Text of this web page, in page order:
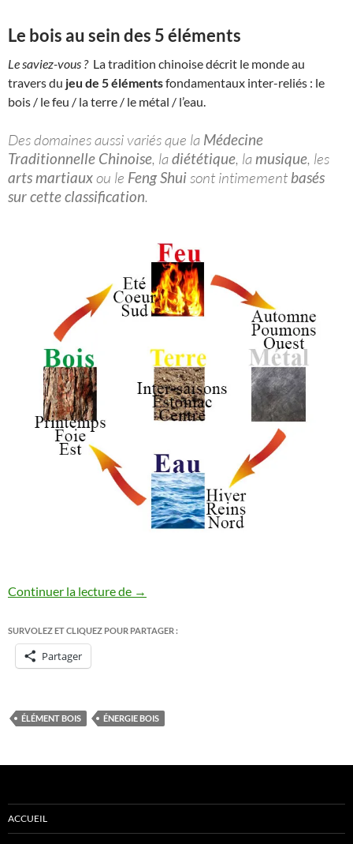
Le bois au sein des 5 éléments
Le saviez-vous ? La tradition chinoise décrit le monde au
travers du jeu de 5 élémentsfondamentaux inter-reliés : le
bois / le feu / la terre / le métal / l’eau.
Des domaines aussi variés que la Médecine
Traditionnelle Chinoise, ladiététique, la musique, les
arts martiauxou le FengShuisont intimement basés
sur cette classification.
Continuer la lecture de L’élément Bois
→
SURVOLEZ ET CLIQUEZ POUR PARTAGER :
Partager
ÉLÉMENT BOIS ÉNERGIE BOIS
ACCUEIL